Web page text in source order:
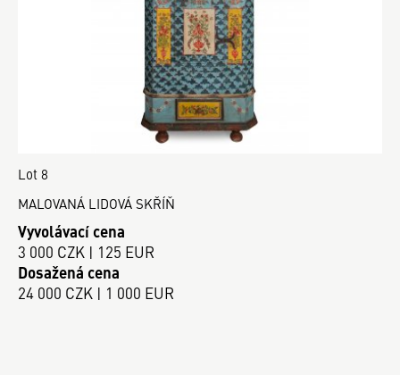
Lot 8
MALOVANÁ LIDOVÁ SKŘÍŇ
Vyvolávací cena
3 000 CZK | 125 EUR
Dosažená cena
24 000 CZK | 1 000 EUR